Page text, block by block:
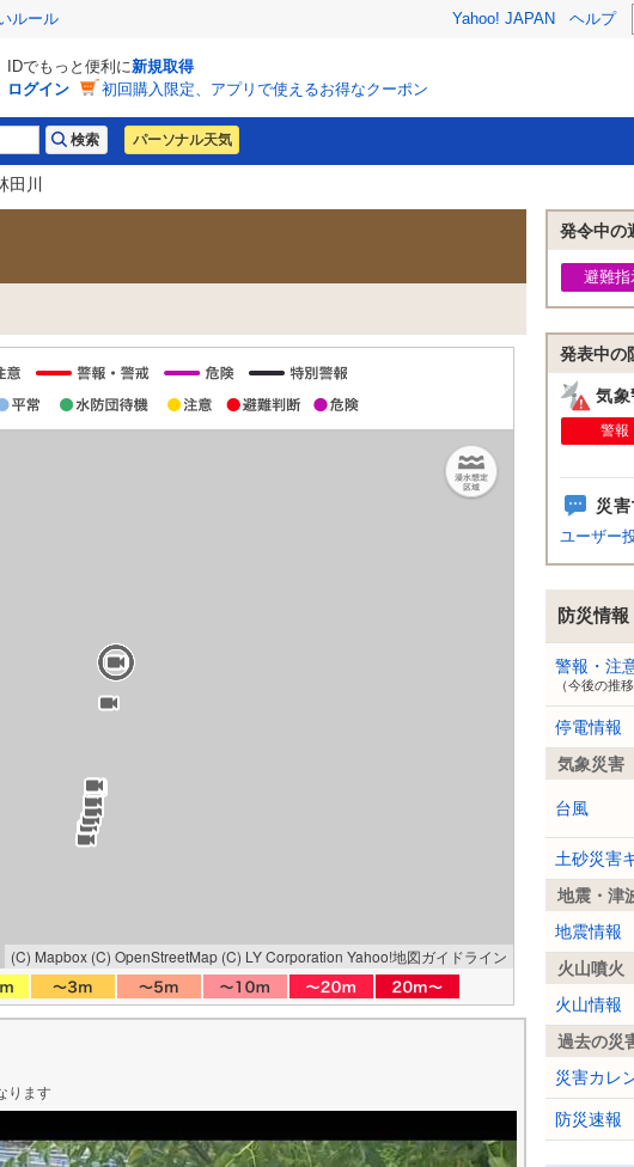
ルール Yahoo! JAPAN ヘルプ
IDでもっと便利に新規取得
ログイン
初回購入限定、アプリで使えるお得なクーポン
パーソナル天気
田川
(C) Mapbox (C) OpenStreetMap (C) LY Corporation Yahoo!地図ガイドライン
ります
発令中の
避難指
発表中の
気象
警報
災
ユーザー
防災情報
警報・注
（今後の推移
停電情報
気象災害
台風
土砂災害
地震・津
地震情報
火山噴火
火山情報
過去の災
災害カレ
防災速報